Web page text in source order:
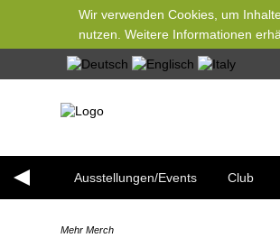
Wir verwenden Cookies, um
nutzen. Weitere Informationen
Ausstellungen/Events Club
Mehr Merch